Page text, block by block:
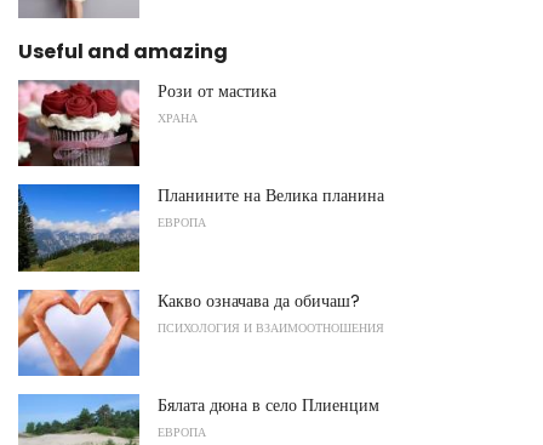
Useful and amazing
Рози от мастика
ХРАНА
Планините на Велика планина
ЕВРОПА
Какво означава да обичаш?
ПСИХОЛОГИЯ И ВЗАИМООТНОШЕНИЯ
Бялата дюна в село Плиенцим
ЕВРОПА